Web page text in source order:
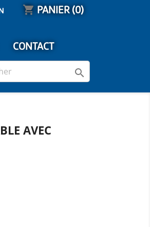
shopping_cart PANIER(0)
CONTACT

AVEC